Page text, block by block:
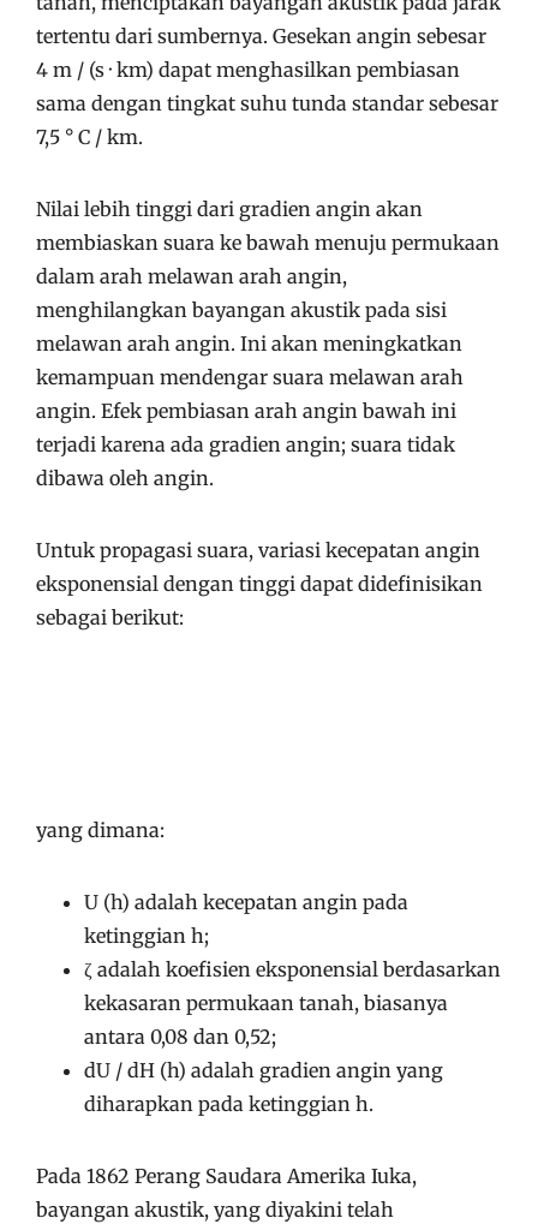
tertentu dari sumbernya. Gesekan angin sebesar
4 m / (s · km) dapat menghasilkan pembiasan
sama dengan tingkat suhu tunda standar sebesar
7,5 ° C / km.
Nilai lebih tinggi dari gradien angin akan
membiaskan suara ke bawah menuju permukaan
dalam arah melawan arah angin,
menghilangkan bayangan akustik pada sisi
melawan arah angin. Ini akan meningkatkan
kemampuan mendengar suara melawan arah
angin. Efek pembiasan arah angin bawah ini
terjadi karena ada gradien angin; suara tidak
dibawa oleh angin.
Untuk propagasi suara, variasi kecepatan angin
eksponensial dengan tinggi dapat didefinisikan
sebagai berikut:
yang dimana:
U (h) adalah kecepatan angin pada
ketinggian h;
ζ adalah koefisien eksponensial berdasarkan
kekasaran permukaan tanah, biasanya
antara 0,08 dan 0,52;
dU / dH (h) adalah gradien angin yang
diharapkan pada ketinggian h.
Pada 1862 Perang Saudara Amerika Iuka,
bayangan akustik, yang diyakini telah